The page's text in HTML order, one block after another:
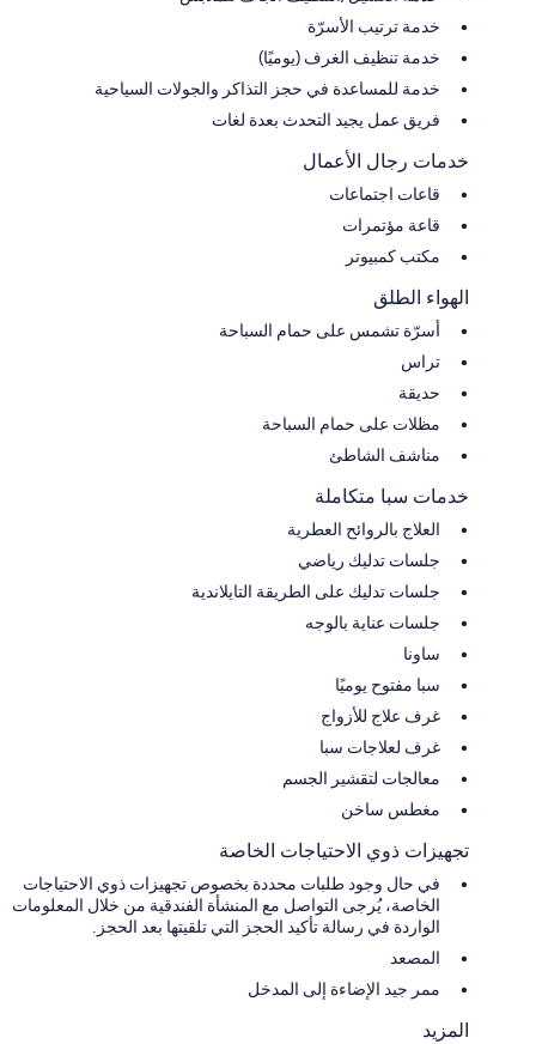
خدمة ترتيب الأسرّة
خدمة تنظيف الغرف (يوميًا)
خدمة للمساعدة في حجز التذاكر والجولات السياحية
فريق عمل يجيد التحدث بعدة لغات
خدمات رجال الأعمال
قاعات اجتماعات
قاعة مؤتمرات
مكتب كمبيوتر
الهواء الطلق
أسرّة تشمس على حمام السباحة
تراس
حديقة
مظلات على حمام السباحة
مناشف الشاطئ
خدمات سبا متكاملة
العلاج بالروائح العطرية
جلسات تدليك رياضي
جلسات تدليك على الطريقة التايلاندية
جلسات عناية بالوجه
ساونا
سبا مفتوح يوميًا
غرف علاج للأزواج
غرف لعلاجات سبا
معالجات لتقشير الجسم
مغطس ساخن
تجهيزات ذوي الاحتياجات الخاصة
في حال وجود طلبات محددة بخصوص تجهيزات ذوي الاحتياجات
الخاصة، يُرجى التواصل مع المنشأة الفندقية من خلال المعلومات
الواردة في رسالة تأكيد الحجز التي تلقيتها بعد الحجز.
المصعد
ممر جيد الإضاءة إلى المدخل
المزيد